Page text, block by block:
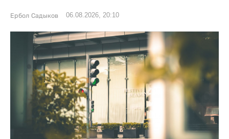
Ербол Садыков 06.08.2026, 20:10